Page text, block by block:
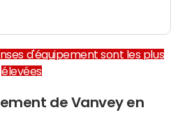
d'équipement sont les plus
élevées
de Vanvey en